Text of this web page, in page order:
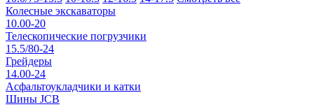
Колесные экскаваторы
10.00-20
Телескопические погрузчики
15.5/80-24
Грейдеры
14.00-24
Асфальтоукладчики и катки
Шины JCB